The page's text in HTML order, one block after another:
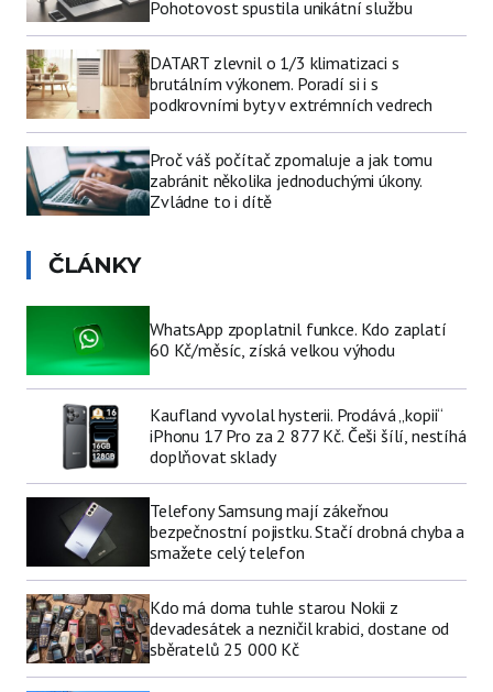
Pohotovost spustila unikátní službu
DATART zlevnil o 1/3 klimatizaci s
brutálním výkonem. Poradí si i s
podkrovními byty v extrémních vedrech
Proč váš počítač zpomaluje a jak tomu
zabránit několika jednoduchými úkony.
Zvládne to i dítě
ČLÁNKY
WhatsApp zpoplatnil funkce. Kdo zaplatí
60 Kč/měsíc, získá velkou výhodu
Kaufland vyvolal hysterii. Prodává „kopii“
iPhonu 17 Pro za 2 877 Kč. Češi šílí, nestíhá
doplňovat sklady
Telefony Samsung mají zákeřnou
bezpečnostní pojistku. Stačí drobná chyba a
smažete celý telefon
Kdo má doma tuhle starou Nokii z
devadesátek a nezničil krabici, dostane od
sběratelů 25 000 Kč